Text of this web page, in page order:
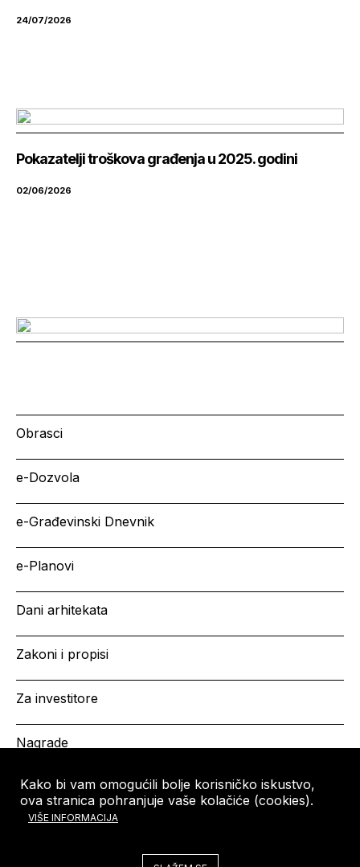
Kako bi vam omogućili bolje korisničko iskustvo,
ova stranica pohranjuje vaše kolačiće (cookies).
VIŠE INFORMACIJA
24/07/2026
Pokazatelji troškova građenja u 2025. godini
02/06/2026
Obrasci
e-Dozvola
e-Građevinski Dnevnik
e-Planovi
Dani arhitekata
Zakoni i propisi
Za investitore
Nagrade
HRVATSKA KOMORA
ARHITEKATA
Copyright © HKA 2026